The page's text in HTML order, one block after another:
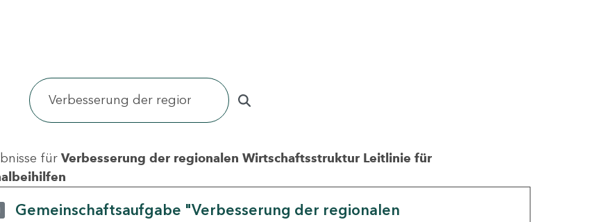
für Verbesserung der regionalen Wirtschaftsstruktur Leitlinie für
Gemeinschaftsaufgabe "Verbesserung der regionalen